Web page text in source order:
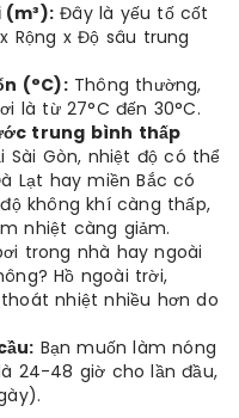
(m³): Đây là yếu tố cốt
Rộng x Độ sâu trung
(°C):Thông thường,
là từ 27°C đến 30°C.
trung bình thấp
Sài Gòn, nhiệt độ có thể
Lạt hay miền Bắc có
không khí càng thấp,
nhiệt càng giảm.
trong nhà hay ngoài
Hồ ngoài trời,
nhiệt nhiều hơn do
Bạn muốn làm nóng
24-48 giờ cho lần đầu,